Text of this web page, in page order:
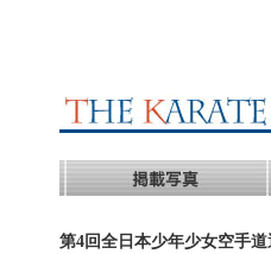
第4回全日本少年少女空手